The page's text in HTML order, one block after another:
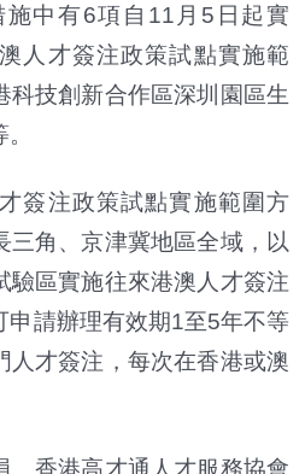
中有6項自11月5日起實
人才簽注政策試點實施範
科技創新合作區深圳園區生
簽注政策試點實施範圍方
三角、京津冀地區全域，以
驗區實施往來港澳人才簽注
申請辦理有效期1至5年不等
人才簽注，每次在香港或澳